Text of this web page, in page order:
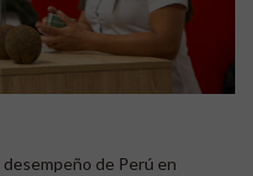
de Perú en